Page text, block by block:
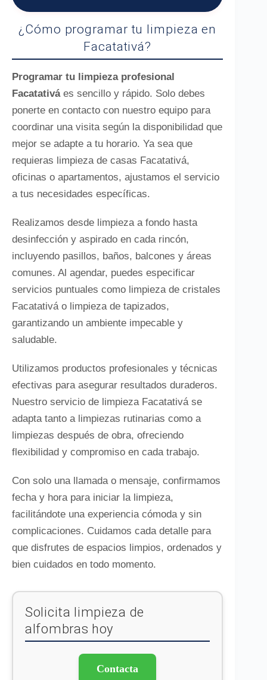
¿Cómo programar tu limpieza en
Facatativá?
Programar tu limpieza profesional
Facatativáes sencillo y rápido. Solo debes
ponerte en contacto con nuestro equipo para
coordinar una visita según la disponibilidad que
mejor se adapte a tu horario. Ya sea que
requieras limpieza de casas Facatativá,
oficinas o apartamentos, ajustamos el servicio
a tus necesidades específicas.
Realizamos desde limpieza a fondo hasta
desinfección y aspirado en cada rincón,
incluyendo pasillos, baños, balcones y áreas
comunes. Al agendar, puedes especificar
servicios puntuales como limpieza de cristales
Facatativá o limpieza de tapizados,
garantizando un ambiente impecable y
saludable.
Utilizamos productos profesionales y técnicas
efectivas para asegurar resultados duraderos.
Nuestro servicio de limpieza Facatativá se
adapta tanto a limpiezas rutinarias como a
limpiezas después de obra, ofreciendo
flexibilidad y compromiso en cada trabajo.
Con solo una llamada o mensaje, confirmamos
fecha y hora para iniciar la limpieza,
facilitándote una experiencia cómoda y sin
complicaciones. Cuidamos cada detalle para
que disfrutes de espacios limpios, ordenados y
bien cuidados en todo momento.
Solicita limpieza de
alfombras hoy
Contacta